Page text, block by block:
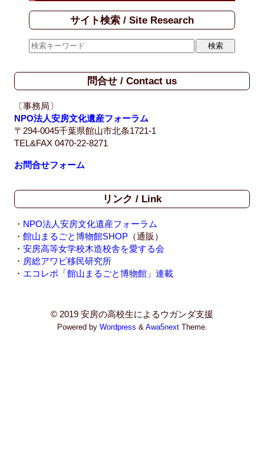
サイト検索 / Site Research
問合せ / Contact us
〔事務局〕
NPO法人安房文化遺産フォーラム
〒294-0045千葉県館山市北条1721-1
TEL&FAX 0470-22-8271
お問合せフォーム
リンク / Link
・ NPO法人安房文化遺産フォーラム
・ 館山まるごと博物館SHOP （通販）
・ 安房高等女学校木造校舎を愛する会
・ 房総アワビ移民研究所
・ エコレポ「館山まるごと博物館」連載
© 2019 安房の高校生によるウガンダ支援
Powered by Wordpress & Awa5nextTheme.